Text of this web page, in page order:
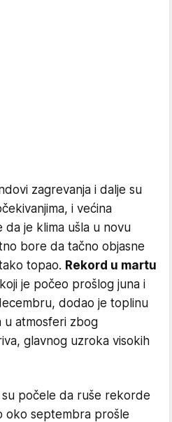
zagrevanja i dalje su
i većina
da je klima ušla u novu
bore da tačno objasne
topao. Rekord u martu
je počeo prošlog juna i
dodao je toplinu
u atmosferi zbog
glavnog uzroka visokih
počele da ruše rekorde
oko septembra prošle